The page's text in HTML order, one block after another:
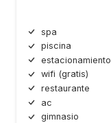
spa
piscina
estacionamiento
wifi (gratis)
restaurante
ac
gimnasio